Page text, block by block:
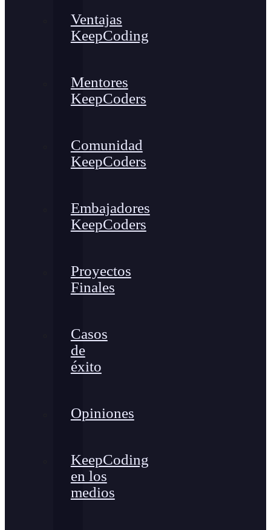
Ventajas
KeepCoding
Mentores
KeepCoders
Comunidad
KeepCoders
Embajadores
KeepCoders
Proyectos
Finales
Casos
de
éxito
Opiniones
KeepCoding
en los
medios